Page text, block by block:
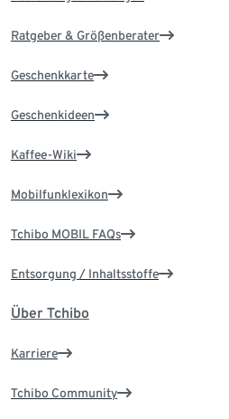
Ratgeber & Größenberater
Geschenkkarte
Geschenkideen
Kaffee-Wiki
Mobilfunklexikon
Tchibo MOBIL FAQs
Entsorgung / Inhaltsstoffe
Über Tchibo
Karriere
Tchibo Community